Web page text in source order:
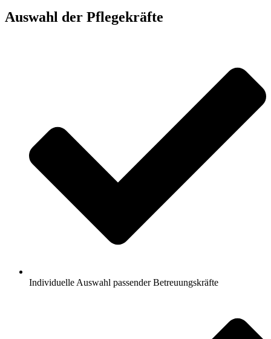
Auswahl der Pflegekräfte
Individuelle Auswahl passender Betreuungskräfte